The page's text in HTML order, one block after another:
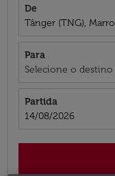
De
Tânger (TNG),
Para
Selecione o destino
Partida
fc-booking-
14/08/2026